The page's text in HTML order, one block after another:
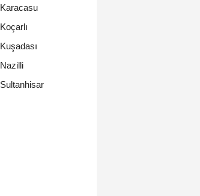
Karacasu
Koçarlı
Kuşadası
Nazilli
Sultanhisar